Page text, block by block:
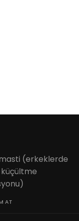
(erkeklerde
AT